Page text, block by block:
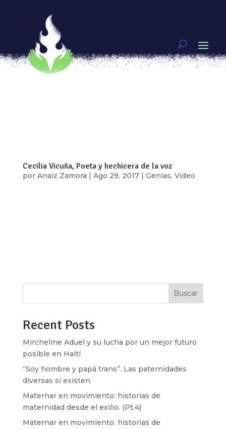
La mirada de Carmen Mondragón, Nahui Olin
porDaphne Beltran Artivismo
[vc_row type=»in_container»
full_screen_row_position=»middle»
Cecilia Vicuña, Poeta y hechicera de la voz
por Anaiz Zamora | Ago 29, 2017| Genias, Video
Buscar
Recent Posts
Mircheline Aduel y su lucha por un mejor futuro
posible en Haití
“Soy hombre y papá trans”. Las paternidades
diversas sí existen
Maternar en movimiento: historias de
maternidad desde el exilio. (Pt.4)
Maternar en movimiento: historias de